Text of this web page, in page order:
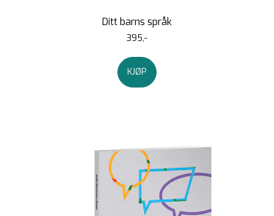
Ditt barns språk
395,-
KJØP